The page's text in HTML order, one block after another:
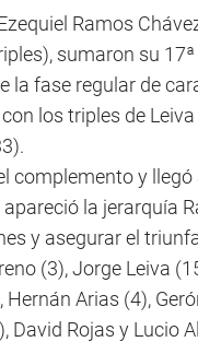
Ramos
sumaron su
la fase regular de
los triples de
complemento y
la jerarquía
y asegurar el
(3), Jorge Leiva
Hernán Arias (4),
David Rojas y Lucio